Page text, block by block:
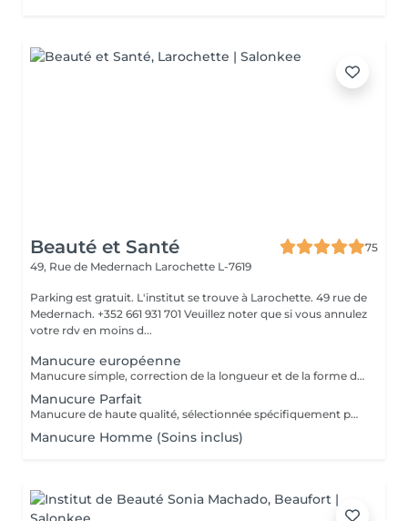
Beauté et Santé
75
49, Rue de Medernach Larochette L-7619
Parking est gratuit. L'institut se trouve à Larochette. 49 rue de
Medernach. +352 661 931 701 Veuillez noter que si vous annulez
votre rdv en moins d...
Manucure européenne
Manucure simple, correction de la longueur et de la forme des ongles, traitement des cuticules sans coupe.
Manucure Parfait
Manucure de haute qualité, sélectionnée spécifiquement pour vos mains, en tenant compte de toutes les nuances.
Manucure Homme (Soins inclus)